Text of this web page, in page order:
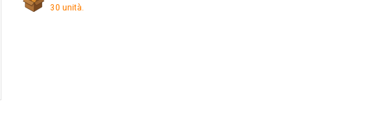
30 unità.